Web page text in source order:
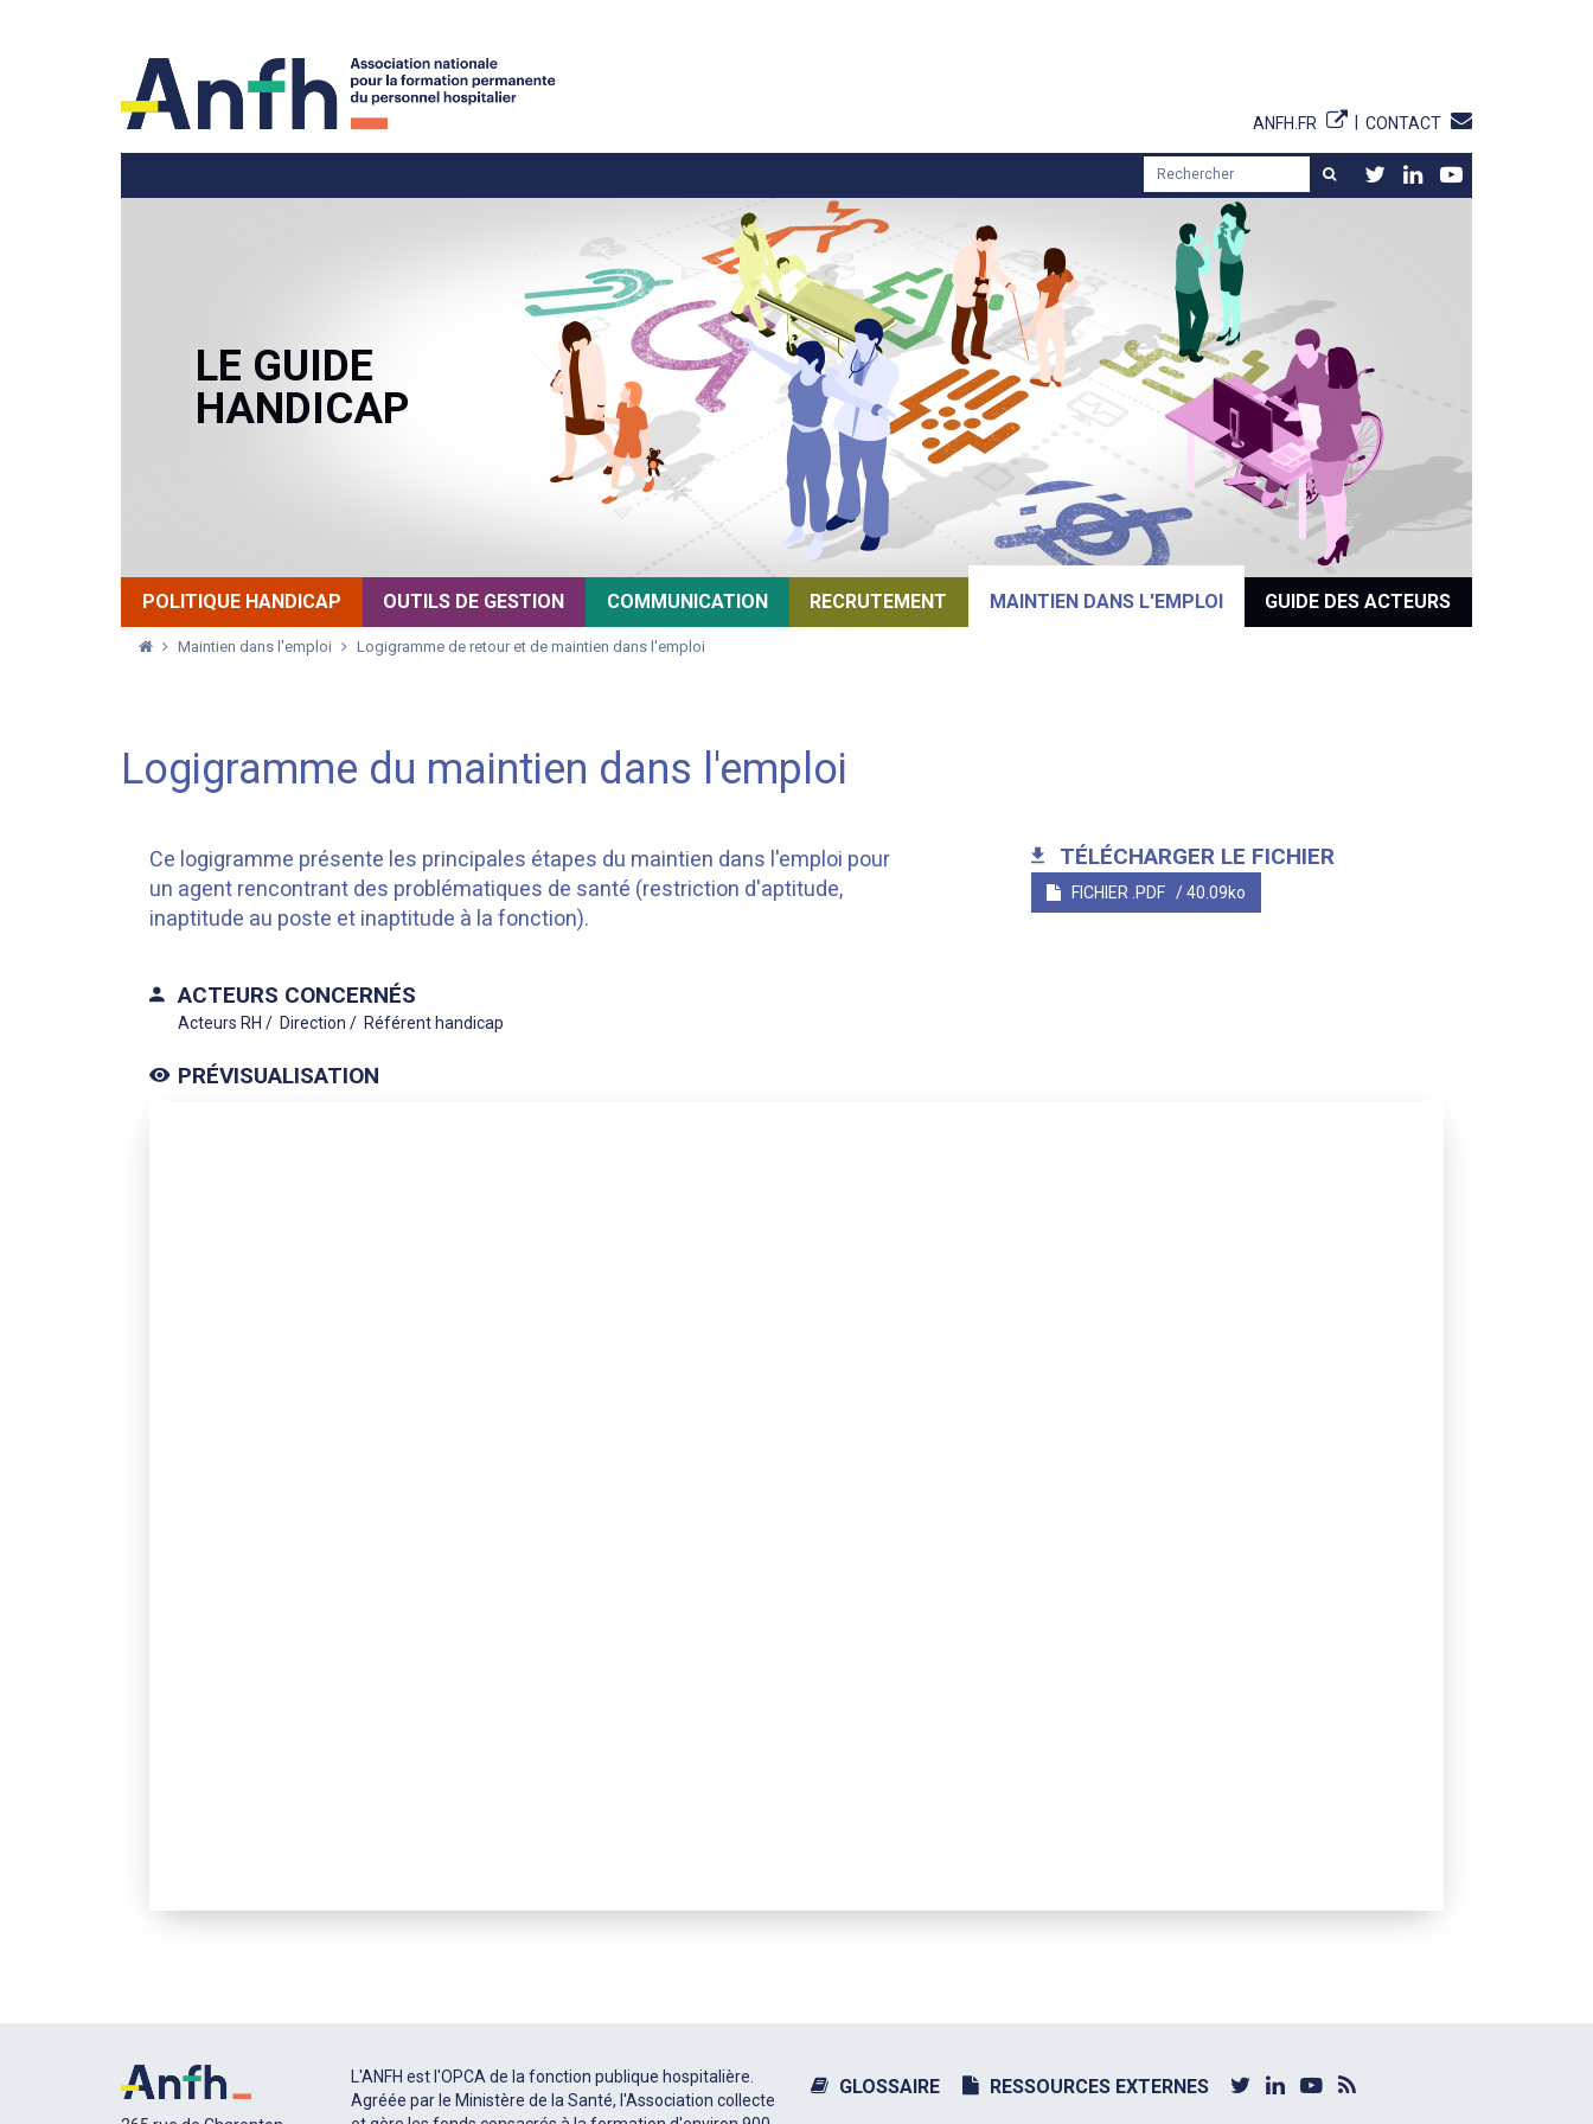
ANFH.FR CONTACT
LE GUIDE
HANDICAP
POLITIQUE HANDICAP OUTILS DE GESTION COMMUNICATION RECRUTEMENT MAINTIEN DANS L'EMPLOI GUIDE DES ACTEURS
Maintien dans l'emploi Logigramme de retour et de maintien dans l'emploi
Logigramme du maintien dans l'emploi
TÉLÉCHARGER LE FICHIER
FICHIER .PDF / 40.09ko
Ce logigramme présente les principales étapes du maintien dans l'emploi pour
un agent rencontrant des problématiques de santé (restriction d'aptitude,
inaptitude au poste et inaptitude à la fonction).
ACTEURS CONCERNÉS
Acteurs RH Direction Référent handicap
PRÉVISUALISATION
L'ANFH est l'OPCA de la fonction publique hospitalière.
Agréée par le Ministère de la Santé, l'Association collecte
GLOSSAIRE RESSOURCES EXTERNES